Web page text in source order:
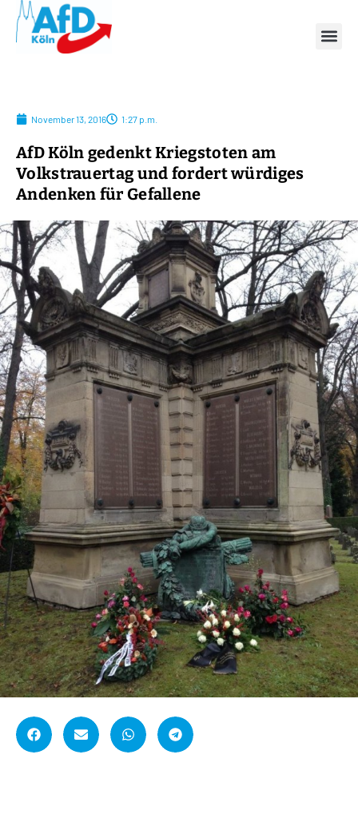
November 13, 2016 1:27 p.m.
AfD Köln gedenkt Kriegstoten am
Volkstrauertag und fordert würdiges
Andenken für Gefallene